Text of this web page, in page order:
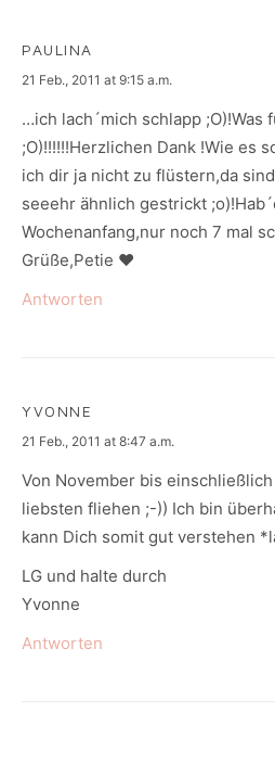
PAULINA
says:
21 Feb., 2011 at 9:15 a.m.
…ich lach´mich schlapp ;O)!Was
;O)!!!!!!Herzlichen Dank !Wie es
ich dir ja nicht zu flüstern,da
seeehr ähnlich gestrickt
Wochenanfang,nur noch 7 mal
Grüße,Petie ♥
Antworten
YVONNE
says:
21 Feb., 2011 at 8:47 a.m.
Von November bis
liebsten fliehen ;-)) Ich bin
kann Dich somit gut verstehen
LG und halte durch
Yvonne
Antworten